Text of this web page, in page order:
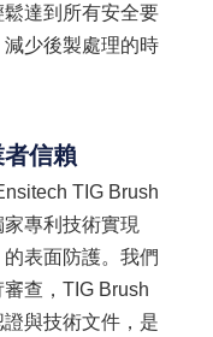
達到所有安全要
少後製處理的時
信賴
TIG Brush
專利技術實現
的表面防護。我們
查，TIG Brush
與技術文件，是